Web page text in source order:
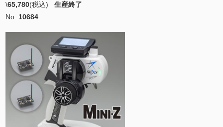
\65,780(税込) 生産終了
No. 10684